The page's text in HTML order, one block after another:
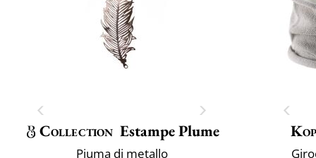
Collection Estampe Plume
Piuma di metallo